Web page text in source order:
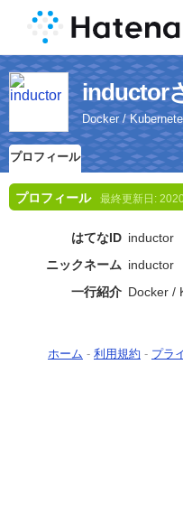
inductor
Docker /
プロフィール
プロフィール 最終更新日:
はてなID inductor
ニックネーム inductor
一行紹介 Docker /
ホーム - 利用規約 - プラ